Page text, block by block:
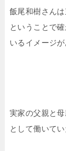
飯尾和樹さん
ということで
いるイメージが
実家の父親と
として働いてい